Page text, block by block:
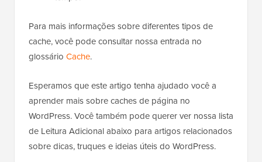
Para mais informações sobre diferentes tipos de
cache, você pode consultar nossa entrada no
glossário Cache.
Esperamos que este artigo tenha ajudado você a
aprender mais sobre caches de página no
WordPress. Você também pode querer ver nossa lista
de Leitura Adicional abaixo para artigos relacionados
sobre dicas, truques e ideias úteis do WordPress.